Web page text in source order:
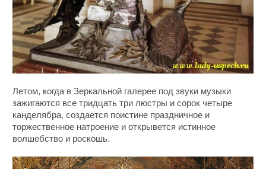
Летом, когда в Зеркальной галерее под звуки музыки
зажигаются все тридцать три люстры и сорок четыре
канделябра, создается поистине праздничное и
торжественное натроение и открывется истинное
волшебство и роскошь.